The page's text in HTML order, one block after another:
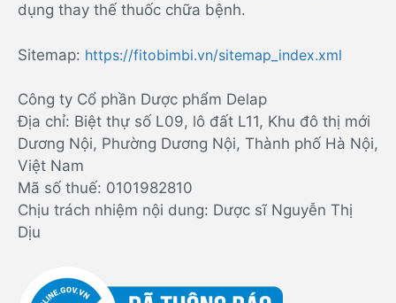
dụng thay thế thuốc chữa bệnh.
Sitemap: https://fitobimbi.vn/sitemap_index.xml
Công ty Cổ phần Dược phẩm Delap
Địa chỉ: Biệt thự số L09, lô đất L11, Khu đô thị mới
Dương Nội, Phường Dương Nội, Thành phố Hà Nội,
Việt Nam
Mã số thuế: 0101982810
Chịu trách nhiệm nội dung: Dược sĩ Nguyễn Thị
Dịu